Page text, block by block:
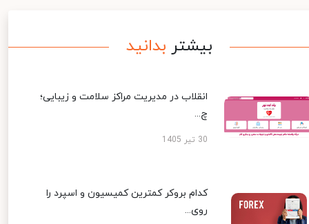
بیشتر بدانید
انقلاب در مدیریت مراکز سلامت و زیبایی؛
چ...
30 تیر 1405
کدام بروکر کمترین کمیسیون و اسپرد را
روی...